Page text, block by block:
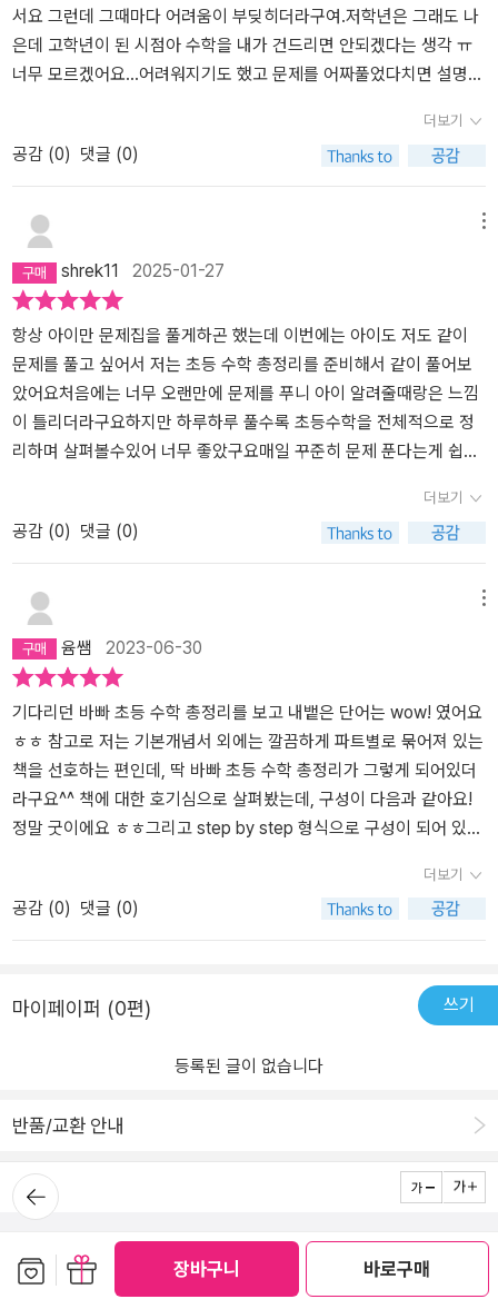
장바구니 바로구매
네!'라며 웃었는데, 그 모습이 너무 귀여웠어요. 사실 아이가 왜 그런
반응을 보이는지 이해도 됐어요. 평소엔 늘 엄마가 채점하고 지적하
던 입장이었으니, 이번엔 반대로 자신이 잘난 듯 느낄 수 있어서 신났
눌 수 있었던 것도 좋았어요. 아이가 틀린 문제를 하나하나 설명해주
면서 “이건 이렇게 해야 되는 거야!” 하고 가르쳐 주는데, 진짜 뿌듯해
보이더라고요. 저도 그런 아이의 모습을 보며 아이가 얼마나 성장했
는지 느낄 수 있어서 뭉클했어요. 마지막으로, 이 책은 정말 초등 수
학을 정리하면서 중학교로 넘어가는 데 큰 도움을 줄 것 같아요. 엄마
로서 직접 풀어본 결과, 아이가 이 책을 통해 자신감을 얻고 수학의 빈
틈을 메울 수 있을 거라는 확신이 들었답니다. 아이와 함께 웃으며 공
부할 수 있는 좋은 기회도 만들어 주니, 여러분도 아이와 한 번 도전해
보세요!
서요 그런데 그때마다 어려움이 부딪히더라구여.저학년은 그래도 나
은데 고학년이 된 시점아 수학을 내가 건드리면 안되겠다는 생각 ㅠ
너무 모르겠어요...어려워지기도 했고 문제를 어짜풀었다치면 설명도
부를 같이 해야겠다는 생각을 하게 되었어요.아이가 문제풀이할때 저
도 같이 확인하고 문제 풀고 설명도 해주고요.평소에 문제좀 잘 보고
풀어 라고 했던 잔소리들이.제가 아들한테 듣고 ㅎㅎㅎㅎ 문제가 깔
끔하게 정리되어 꼭 알아야 할 짚고 넘어가야할 수학을 총 정리해있
어서 문제 풀기도 너무 좋았어요.엄마표 수학을 위해 제가 풀었지만
6학년이 될아이의 문제 풀이에서도정말 도움되고 멋질거같아요.이런
신박한 문제집 너무 사랑합니다.시간없는 아이들수학다지기 필요한
아이들을 위한 문제집으로 추천드려요
더보기
공감 (0) 댓글 (0)
shrek11 2025-01-27
항상 아이만 문제집을 풀게하곤 했는데 이번에는 아이도 저도 같이
문제를 풀고 싶어서 저는 초등 수학 총정리를 준비해서 같이 풀어보
았어요처음에는 너무 오랜만에 문제를 푸니 아이 알려줄때랑은 느낌
이 틀리더라구요하지만 하루하루 풀수록 초등수학을 전체적으로 정
리하며 살펴볼수있어 너무 좋았구요매일 꾸준히 문제 푼다는게 쉽지
는것도 참 좋을거같은 문제집이더라구요다음에도 가끔은 아이와 문
제를 같이 푸는것도 좋은거같아 다음에도 같이 풀어보려고합니다
더보기
공감 (0) 댓글 (0)
윰쌤 2023-06-30
기다리던 바빠 초등 수학 총정리를 보고 내뱉은 단어는 wow! 였어요
ㅎㅎ 참고로 저는 기본개념서 외에는 깔끔하게 파트별로 묶어져 있는
책을 선호하는 편인데, 딱 바빠 초등 수학 총정리가 그렇게 되어있더
라구요^^ 책에 대한 호기심으로 살펴봤는데, 구성이 다음과 같아요!
정말 굿이에요 ㅎㅎ그리고 step by step 형식으로 구성이 되어 있
아요^^내용으로 들어와 보면 먼저 각 파트별 개념에 대해 다시 한 번
설명해주고, 이후 심층적으로 문제풀이가 들어가 있다 보니 파트별
개념을 잊어버리는 친구들에게 안성맞춤이겠더라구요!마지막 주제별
히 익힌 후 바로 바빠 총정리와 함께 수학문장제 같이 들어갈 예정입
니다^^좋은 교재 만들어주셔서 감사해요~~*출판사로부터 이 책을
무상으로 제공받고 살펴본 후 적은 솔직한 후기입니다.
더보기
공감 (0) 댓글 (0)
마이페이퍼 (0편) 쓰기
등록된 글이 없습니다
반품/교환 안내
뒤로가
기
전체 메뉴 회사 소개 출판사 안내 PC 버전
(주)알라딘커뮤니케이션